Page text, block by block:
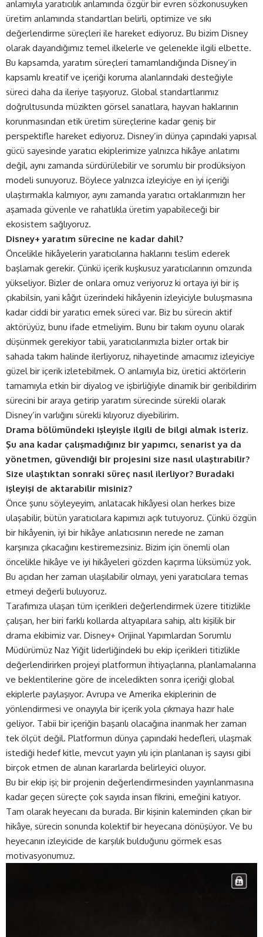
anlamıyla yaratıcılık anlamında özgür bir evren sözkonusuyken
üretim anlamında standartları belirli, optimize ve sıkı
değerlendirme süreçleri ile hareket ediyoruz. Bu bizim Disney
olarak dayandığımız temel ilkelerle ve gelenekle ilgili elbette.
Bu kapsamda, yaratım süreçleri tamamlandığında Disney’in
kapsamlı kreatif ve içeriği koruma alanlarındaki desteğiyle
süreci daha da ileriye taşıyoruz. Global standartlarımız
doğrultusunda müzikten görsel sanatlara, hayvan haklarının
korunmasından etik üretim süreçlerine kadar geniş bir
perspektifle hareket ediyoruz. Disney’in dünya çapındaki yapısal
gücü sayesinde yaratıcı ekiplerimize yalnızca hikâye anlatımı
değil, aynı zamanda sürdürülebilir ve sorumlu bir prodüksiyon
modeli sunuyoruz. Böylece yalnızca izleyiciye en iyi içeriği
ulaştırmakla kalmıyor, aynı zamanda yaratıcı ortaklarımızın her
aşamada güvenle ve rahatlıkla üretim yapabileceği bir
ekosistem sağlıyoruz.
Disney+ yaratım sürecine ne kadar dahil?
Öncelikle hikâyelerin yaratıcılarına haklarını teslim ederek
başlamak gerekir. Çünkü içerik kuşkusuz yaratıcılarının omzunda
yükseliyor. Bizler de onlara omuz veriyoruz ki ortaya iyi bir iş
çıkabilsin, yani kâğıt üzerindeki hikâyenin izleyiciyle buluşmasına
kadar ciddi bir yaratıcı emek süreci var. Biz bu sürecin aktif
aktörüyüz, bunu ifade etmeliyim. Bunu bir takım oyunu olarak
düşünmek gerekiyor tabii, yaratıcılarımızla bizler ortak bir
sahada takım halinde ilerliyoruz, nihayetinde amacımız izleyiciye
güzel bir içerik izletebilmek. O anlamıyla biz, üretici aktörlerin
tamamıyla etkin bir diyalog ve işbirliğiyle dinamik bir geribildirim
sürecini bir araya getirip yaratım sürecinde sürekli olarak
Disney’in varlığını sürekli kılıyoruz diyebilirim.
Drama bölümündeki işleyişle ilgili de bilgi almak isteriz.
Şu ana kadar çalışmadığınız bir yapımcı, senarist ya da
yönetmen, güvendiği bir projesini size nasıl ulaştırabilir?
Size ulaştıktan sonraki süreç nasıl ilerliyor? Buradaki
işleyişi de aktarabilir misiniz?
Önce şunu söyleyeyim, anlatacak hikâyesi olan herkes bize
ulaşabilir, bütün yaratıcılara kapımızı açık tutuyoruz. Çünkü özgün
bir hikâyenin, iyi bir hikâye anlatıcısının nerede ne zaman
karşınıza çıkacağını kestiremezsiniz. Bizim için önemli olan
öncelikle hikâye ve iyi hikâyeleri gözden kaçırma lüksümüz yok.
Bu açıdan her zaman ulaşılabilir olmayı, yeni yaratıcılara temas
etmeyi değerli buluyoruz.
Tarafımıza ulaşan tüm içerikleri değerlendirmek üzere titizlikle
çalışan, her biri farklı kollarda altyapılara sahip, altı kişilik bir
drama ekibimiz var. Disney+ Orijinal Yapımlardan Sorumlu
Müdürümüz Naz Yiğit liderliğindeki bu ekip içerikleri titizlikle
değerlendirirken projeyi platformun ihtiyaçlarına, planlamalarına
ve beklentilerine göre de inceledikten sonra içeriği global
ekiplerle paylaşıyor. Avrupa ve Amerika ekiplerinin de
yönlendirmesi ve onayıyla bir içerik yola çıkmaya hazır hale
geliyor. Tabii bir içeriğin başarılı olacağına inanmak her zaman
tek ölçüt değil. Platformun dünya çapındaki hedefleri, ulaşmak
istediği hedef kitle, mevcut yayın yılı için planlanan iş sayısı gibi
birçok etmen de alınan kararlarda belirleyici oluyor.
Bu bir ekip işi; bir projenin değerlendirmesinden yayınlanmasına
kadar geçen süreçte çok sayıda insan fikrini, emeğini katıyor.
Tam olarak heyecanı da burada. Bir kişinin kaleminden çıkan bir
hikâye, sürecin sonunda kolektif bir heyecana dönüşüyor. Ve bu
heyecanın izleyicide de karşılık bulduğunu görmek esas
motivasyonumuz.